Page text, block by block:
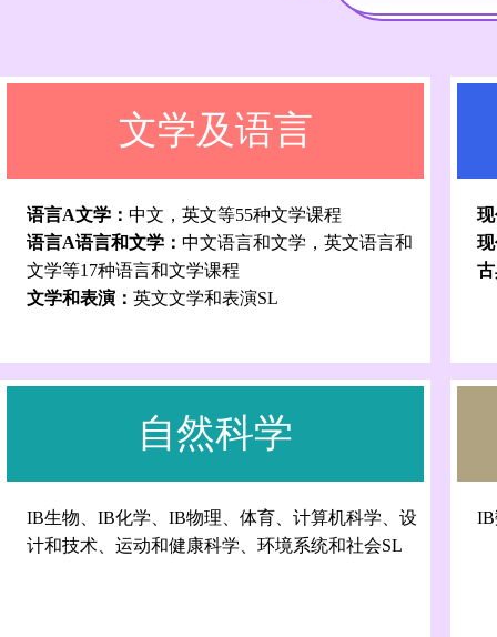
文学及语言
语言A文学： 中文，英文等55种文学课程
语言A语言和文学： 中文语言和文学，英文语言和
文学等17种语言和文学课程
文学和表演： 英文文学和表演SL
自然科学
IB生物、IB化学、IB物理、体育、计算机科学、设
计和技术、运动和健康科学、环境系统和社会SL